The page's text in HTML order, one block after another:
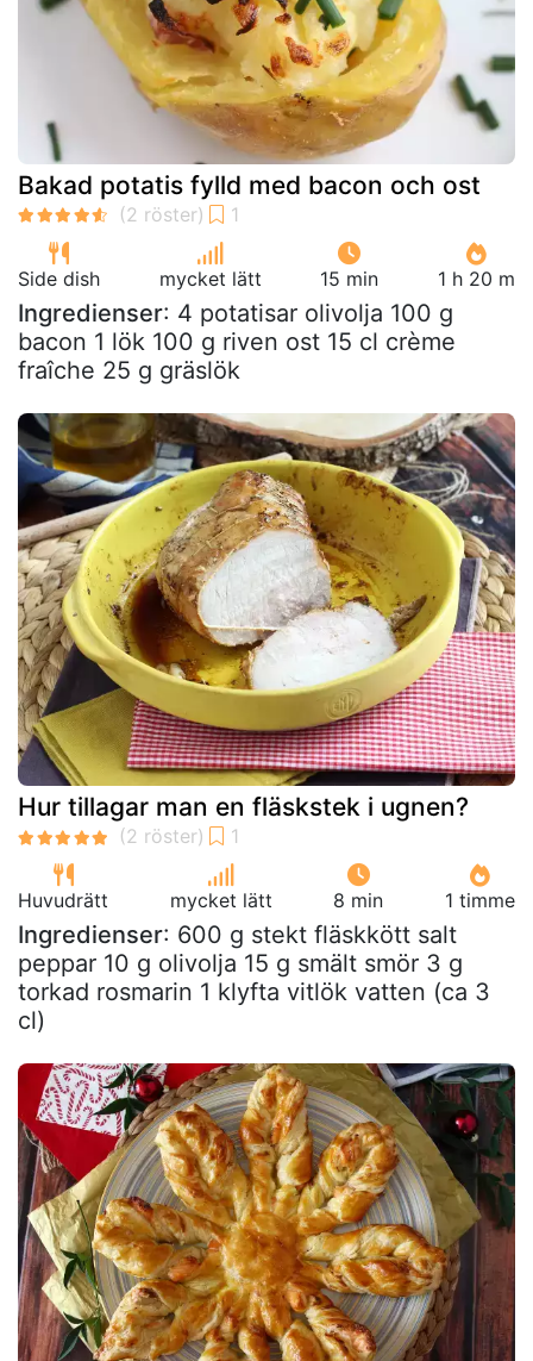
Bakad potatis fylld med bacon och ost
Side dish mycket lätt 15 min 1 h 20 m
Ingredienser: 4 potatisar olivolja 100 g
bacon 1 lök 100 g riven ost 15 cl crème
fraîche 25 g gräslök
Hur tillagar man en fläskstek i ugnen?
Huvudrätt mycket lätt 8 min 1 timme
Ingredienser: 600 g stekt fläskkött salt
peppar 10 g olivolja 15 g smält smör 3 g
torkad rosmarin 1 klyfta vitlök vatten (ca 3
cl)